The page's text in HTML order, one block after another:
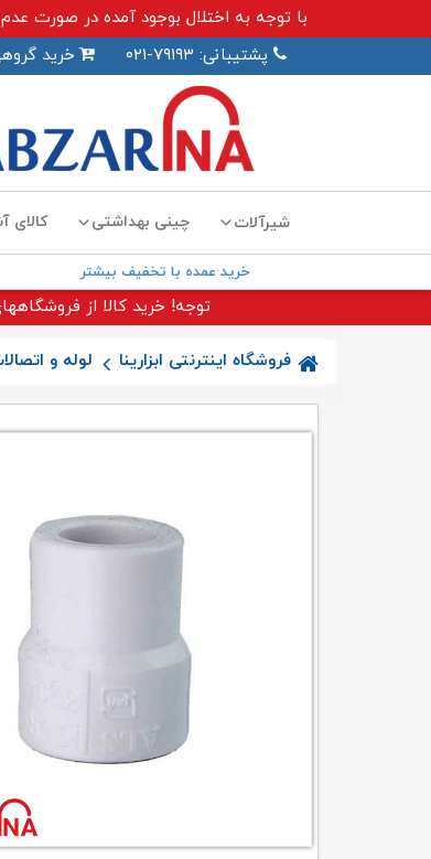
با توجه به اختلال بوجود آمده در صورت عدم امکان ثبت
پشتیبانی: ۷۹۱۹۳-۰۲۱
خرید
شیرآلات چینی بهداشتی کالای
خرید عمده با تخفیف بیشتر
توجه! خرید کالا از
فروشگاه اینترنتی ابزارینا لوله و